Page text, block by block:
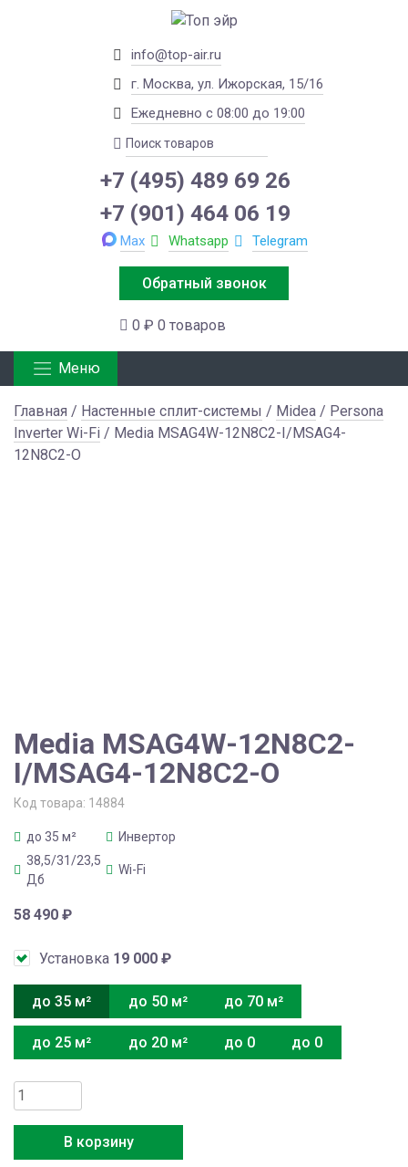
info@top-air.ru
г. Москва, ул. Ижорская, 15/16
Ежедневно с 08:00 до 19:00
+7 (495) 489 69 26
+7 (901) 464 06 19
Max Whatsapp Telegram
Обратный звонок
0 ₽ 0 товаров
Меню
Главная / Настенные сплит-системы / Midea / Persona
Inverter Wi-Fi / Media MSAG4W-12N8C2-I/MSAG4-
12N8C2-O
Media MSAG4W-12N8C2-
I/MSAG4-12N8C2-O
Код товара: 14884
до 35 м²
Инвертор
38,5/31/23,5
Дб
Wi-Fi
58 490 ₽
Установка 19 000 ₽
до 35 м² до 50 м² до 70 м²
до 25 м² до 20 м² до 0 до 0
Количество
товара
MSAG4W-
В корзину